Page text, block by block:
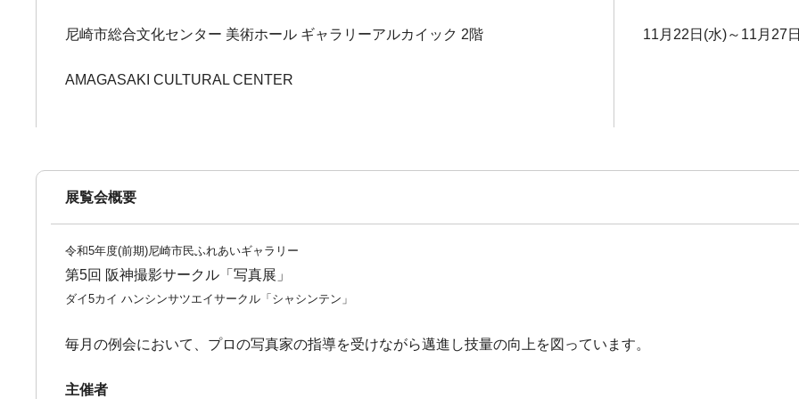
尼崎市総合文化センター 美術ホール ギャラリーアルカイック 2階
AMAGASAKI CULTURAL CENTER
11月22日(水)～11月27
展覧会概要
令和5年度(前期)尼崎市民ふれあいギャラリー
第5回 阪神撮影サークル「写真展」
ダイ5カイ ハンシンサツエイサークル「シャシンテン」
毎月の例会において、プロの写真家の指導を受けながら邁進し技量の向上を図っています。
主催者